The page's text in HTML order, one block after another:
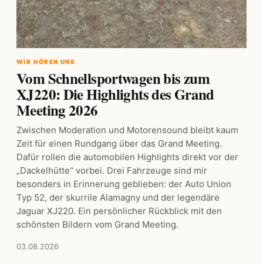
WIR HÖREN UNS
Vom Schnellsportwagen bis zum
XJ220: Die Highlights des Grand
Meeting 2026
Zwischen Moderation und Motorensound bleibt kaum
Zeit für einen Rundgang über das Grand Meeting.
Dafür rollen die automobilen Highlights direkt vor der
„Dackelhütte“ vorbei. Drei Fahrzeuge sind mir
besonders in Erinnerung geblieben: der Auto Union
Typ 52, der skurrile Alamagny und der legendäre
Jaguar XJ220. Ein persönlicher Rückblick mit den
schönsten Bildern vom Grand Meeting.
03.08.2026